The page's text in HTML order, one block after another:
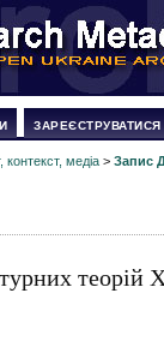
ЗАРЕЄСТРУВАТИСЯ
медіа > Запис
теорій